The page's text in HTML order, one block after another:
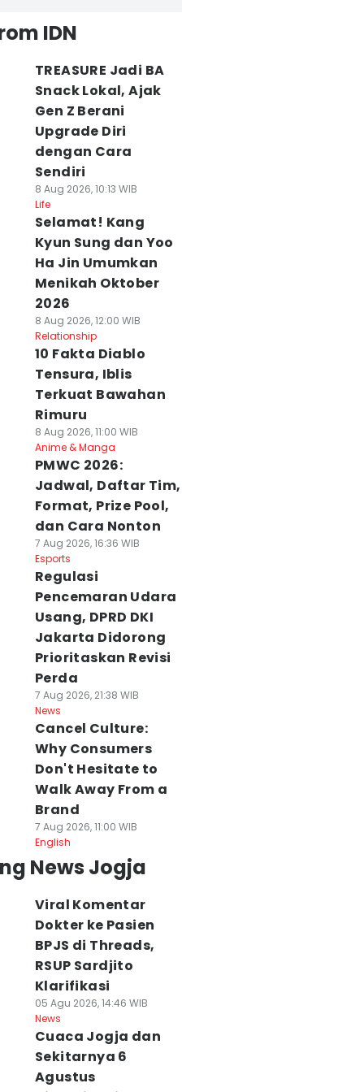
IDN
TREASURE Jadi BA
Snack Lokal, Ajak
Gen Z Berani
Upgrade Diri
dengan Cara
Sendiri
8 Aug 2026, 10:13 WIB
Life
Selamat! Kang
Kyun Sung dan Yoo
Ha Jin Umumkan
Menikah Oktober
2026
8 Aug 2026, 12:00 WIB
Relationship
10 Fakta Diablo
Tensura, Iblis
Terkuat Bawahan
Rimuru
8 Aug 2026, 11:00 WIB
Anime & Manga
PMWC 2026:
Jadwal, Daftar Tim,
Format, Prize Pool,
dan Cara Nonton
7 Aug 2026, 16:36 WIB
Esports
Regulasi
Pencemaran Udara
Usang, DPRD DKI
Jakarta Didorong
Prioritaskan Revisi
Perda
7 Aug 2026, 21:38 WIB
News
Cancel Culture:
Why Consumers
Don't Hesitate to
Walk Away From a
Brand
7 Aug 2026, 11:00 WIB
English
News Jogja
Viral Komentar
Dokter ke Pasien
BPJS di Threads,
RSUP Sardjito
Klarifikasi
05 Agu 2026, 14:46 WIB
News
Cuaca Jogja dan
Sekitarnya 6
Agustus